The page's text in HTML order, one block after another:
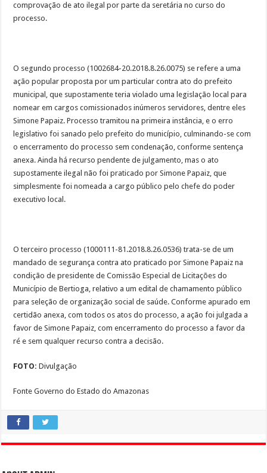
comprovação de ato ilegal por parte da seretária no curso do
processo.
O segundo processo (1002684-20.2018.8.26.0075) se refere a uma
ação popular proposta por um particular contra ato do prefeito
municipal, que supostamente teria violado uma legislação local para
nomear em cargos comissionados inúmeros servidores, dentre eles
Simone Papaiz. Processo tramitou na primeira instância, e o erro
legislativo foi sanado pelo prefeito do município, culminando-se com
o encerramento do processo sem condenação, conforme sentença
anexa. Ainda há recurso pendente de julgamento, mas o ato
supostamente ilegal não foi praticado por Simone Papaiz, que
simplesmente foi nomeada a cargo público pelo chefe do poder
executivo local.
O terceiro processo (1000111-81.2018.8.26.0536) trata-se de um
mandado de segurança contra ato praticado por Simone Papaiz na
condição de presidente de Comissão Especial de Licitações do
Município de Bertioga, relativo a um edital de chamamento público
para seleção de organização social de saúde. Conforme apurado em
certidão anexa, com todos os atos do processo, a ação foi julgada a
favor de Simone Papaiz, com encerramento do processo a favor da
ré e sem qualquer recurso contra a decisão.
FOTO: Divulgação
Fonte Governo do Estado do Amazonas